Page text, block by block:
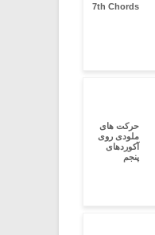
7th Chords
حرکت های
ملودی روی
آکوردهای
پنجم